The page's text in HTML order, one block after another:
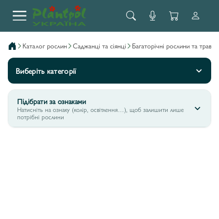
каталог рослин саджанці та сіянці багаторічні рослини та трави
Виберіть категорії
Підібрати за ознаками
Натисніть на ознаку (колір, освітлення…), щоб залишити лише
потрібні рослини